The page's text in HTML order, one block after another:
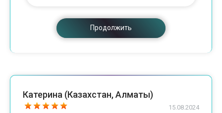
Продолжить
Катерина (Казахстан, Алматы)
15.08.2024